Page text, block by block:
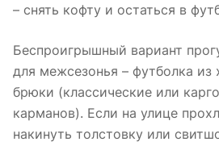
– снять кофту и остаться в
Беспроигрышный вариант
для межсезонья – футболка из
брюки (классические или
карманов). Если на улице
накинуть толстовку или